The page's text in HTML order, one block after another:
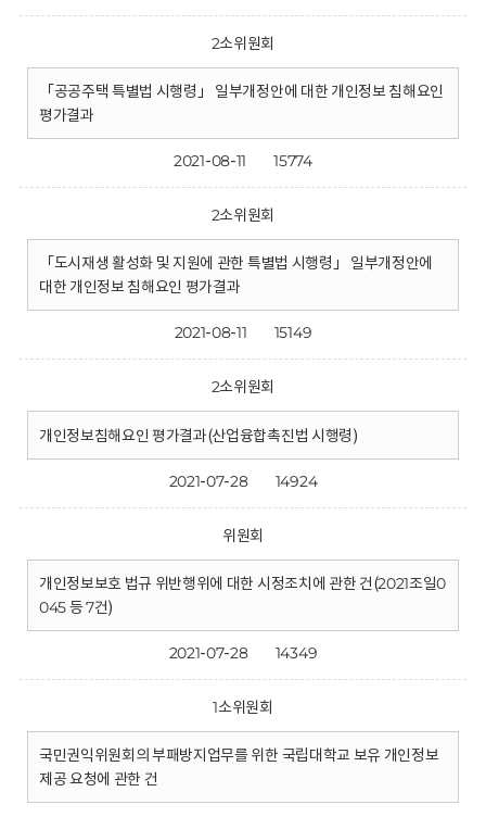
2소위원회
「공공주택 특별법 시행령」 일부개정안에 대한 개인정보 침해요인
평가결과
2021-08-11 15774
2소위원회
「도시재생 활성화 및 지원에 관한 특별법 시행령」 일부개정안에
대한 개인정보 침해요인 평가결과
2021-08-11 15149
2소위원회
개인정보침해요인 평가결과(산업융합촉진법 시행령)
2021-07-28 14924
위원회
개인정보보호 법규 위반행위에 대한 시정조치에 관한 건(2021조일0
045 등 7건)
2021-07-28 14349
1소위원회
국민권익위원회의 부패방지업무를 위한 국립대학교 보유 개인정보
제공 요청에 관한 건